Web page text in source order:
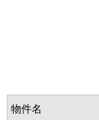
物件名